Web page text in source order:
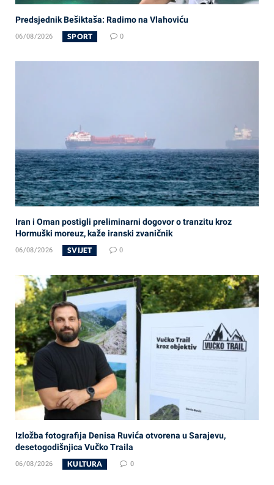
Predsjednik Bešiktaša: Radimo na Vlahoviću
06/08/2026 SPORT 0
Iran i Oman postigli preliminarni dogovor o tranzitu kroz
Hormuški moreuz, kaže iranski zvaničnik
06/08/2026 SVIJET 0
Izložba fotografija Denisa Ruvića otvorena u Sarajevu,
desetogodišnjica Vučko Traila
06/08/2026 KULTURA 0